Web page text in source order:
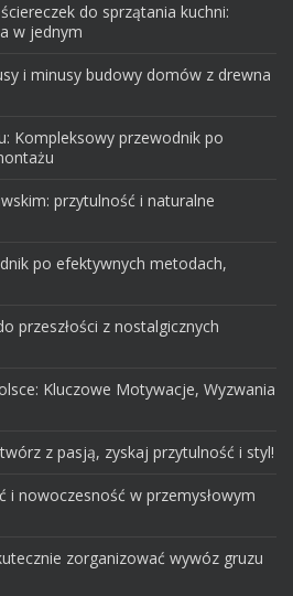
do sprzątania kuchni:
w jednym
i minusy budowy domów z drewna
Kompleksowy przewodnik po
przytulność i naturalne
po efektywnych metodach,
przeszłości z nostalgicznych
Kluczowe Motywacje, Wyzwania
z pasją, zyskaj przytulność i styl!
i nowoczesność w przemysłowym
zorganizować wywóz gruzu